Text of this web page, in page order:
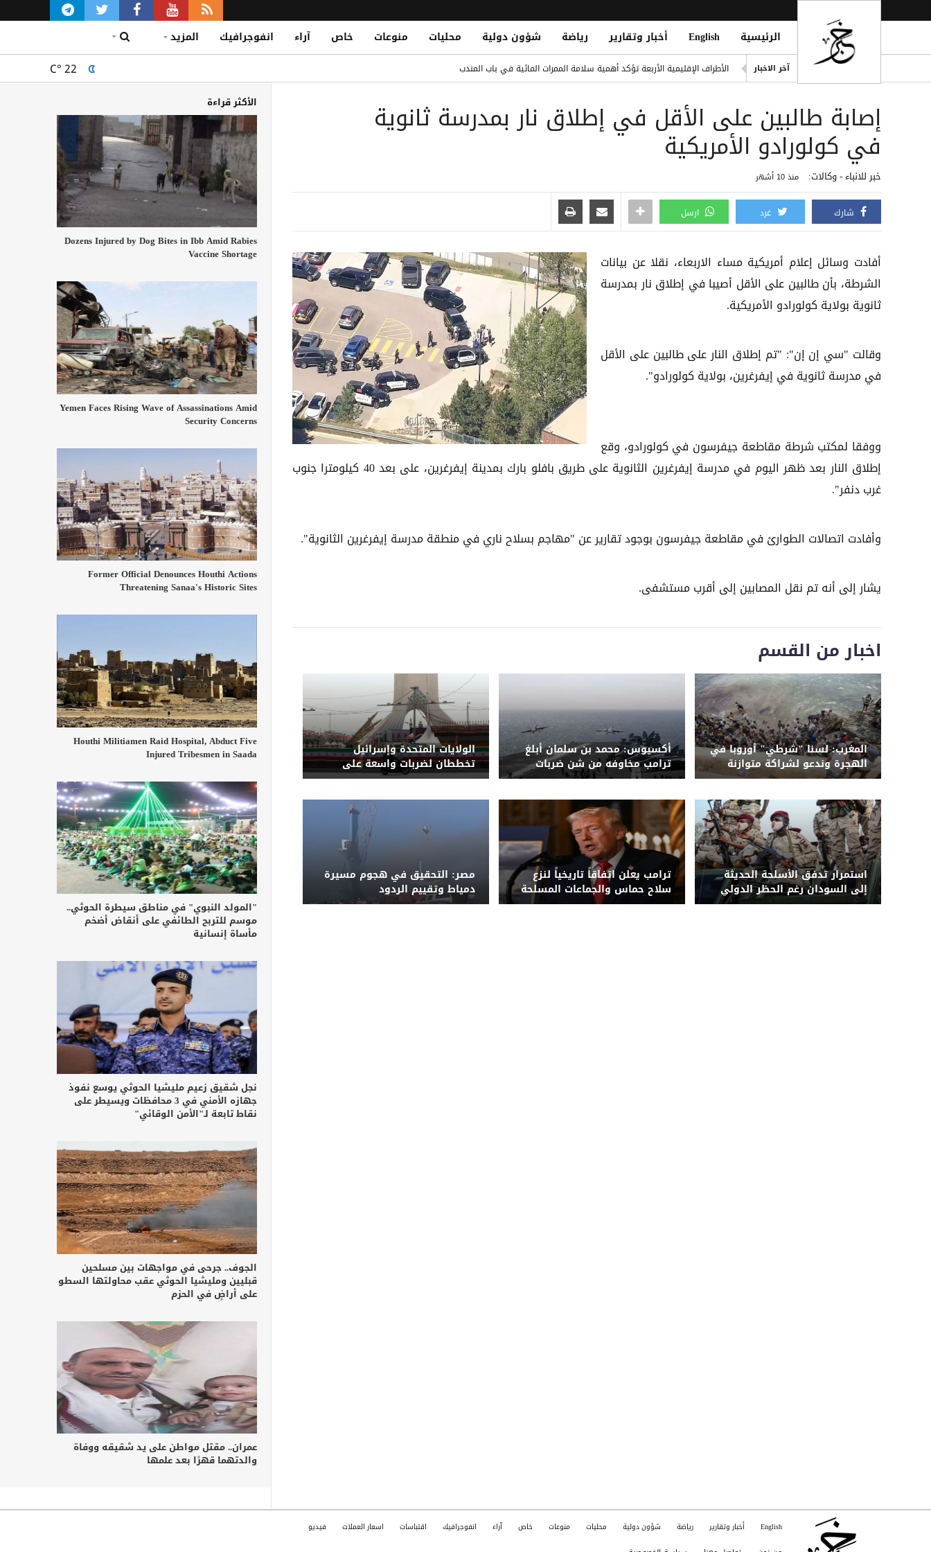
الرئيسية English أخبار وتقارير رياضة شؤون دولية محليات منوعات خاص آراء انفوجرافيك المزيد
آخر الاخبار
الأطراف الإقليمية الأربعة تؤكد أهمية سلامة الممرات المائية في باب المندب
العثور على امرأة مقتولة في منطقة هجدة بتعز
Yemen Central Bank Launches Unified Default Register to Boost Financial Stability
المركزي اليمني يطلق سجلاً موحداً للمتعثرين لتعزيز الاستقرار المالي والحد من المخاطر الائتمانية
C° 22
إصابة طالبين على الأقل في إطلاق نار بمدرسة ثانوية
في كولورادو الأمريكية
خبر للانباء - وكالات: منذ 10 أشهر
شارك غرد ارسل
أفادت وسائل إعلام أمريكية مساء الاربعاء، نقلا عن بيانات
الشرطة، بأن طالبين على الأقل أصيبا في إطلاق نار بمدرسة
ثانوية بولاية كولورادو الأمريكية.
وقالت "سي إن إن": "تم إطلاق النار على طالبين على الأقل
في مدرسة ثانوية في إيفرغرين، بولاية كولورادو".
ووفقا لمكتب شرطة مقاطعة جيفرسون في كولورادو، وقع
إطلاق النار بعد ظهر اليوم في مدرسة إيفرغرين الثانوية على طريق بافلو بارك بمدينة إيفرغرين، على بعد 40 كيلومترا جنوب
غرب دنفر".
وأفادت اتصالات الطوارئ في مقاطعة جيفرسون بوجود تقارير عن "مهاجم بسلاح ناري في منطقة مدرسة إيفرغرين الثانوية".
يشار إلى أنه تم نقل المصابين إلى أقرب مستشفى.
اخبار من القسم
المغرب: لسنا "شرطي" أوروبا في
الهجرة وندعو لشراكة متوازنة
أكسيوس: محمد بن سلمان أبلغ
ترامب مخاوفه من شن ضربات
واسعة على إيران
الولايات المتحدة وإسرائيل
تخططان لضربات واسعة على
البنية التحتية للطاقة الإيرانية
استمرار تدفق الأسلحة الحديثة
إلى السودان رغم الحظر الدولي
ترامب يعلن اتفاقاً تاريخياً لنزع
سلاح حماس والجماعات المسلحة
في غزة
مصر: التحقيق في هجوم مسيرة
دمياط وتقييم الردود
الأكثر قراءة
Dozens Injured by Dog Bites in Ibb Amid Rabies
Vaccine Shortage
Yemen Faces Rising Wave of Assassinations Amid
Security Concerns
Former Official Denounces Houthi Actions
Threatening Sanaa's Historic Sites
Houthi Militiamen Raid Hospital, Abduct Five
Injured Tribesmen in Saada
"المولد النبوي" في مناطق سيطرة الحوثي..
موسم للتربح الطائفي على أنقاض أضخم
مأساة إنسانية
نجل شقيق زعيم مليشيا الحوثي يوسع نفوذ
جهازه الأمني في 3 محافظات ويسيطر على
نقاط تابعة لـ"الأمن الوقائي"
الجوف.. جرحى في مواجهات بين مسلحين
قبليين ومليشيا الحوثي عقب محاولتها السطو
على أراضٍ في الحزم
عمران.. مقتل مواطن على يد شقيقه ووفاة
والدتهما قهرًا بعد علمها
English أخبار وتقارير رياضة شؤون دولية محليات منوعات خاص آراء انفوجرافيك اقتباسات اسعار العملات فيديو